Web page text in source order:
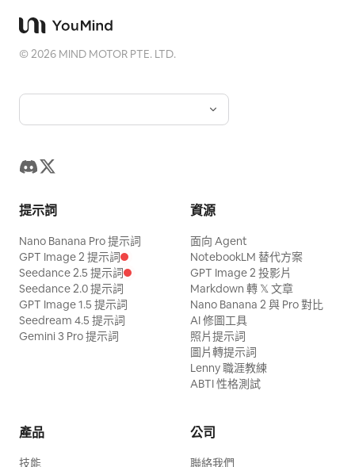
©2026 MIND MOTOR PTE. LTD.
提示詞
Nano Banana Pro 提示詞
GPT Image 2 提示詞
Seedance 2.5 提示詞
Seedance 2.0 提示詞
GPT Image 1.5 提示詞
Seedream 4.5 提示詞
Gemini 3 Pro 提示詞
資源
面向 Agent
NotebookLM 替代方案
GPT Image 2 投影片
Markdown 轉 𝕏 文章
Nano Banana 2 與 Pro 對比
AI 修圖工具
照片提示詞
圖片轉提示詞
Lenny 職涯教練
ABTI 性格測試
產品
技能
公司
聯絡我們